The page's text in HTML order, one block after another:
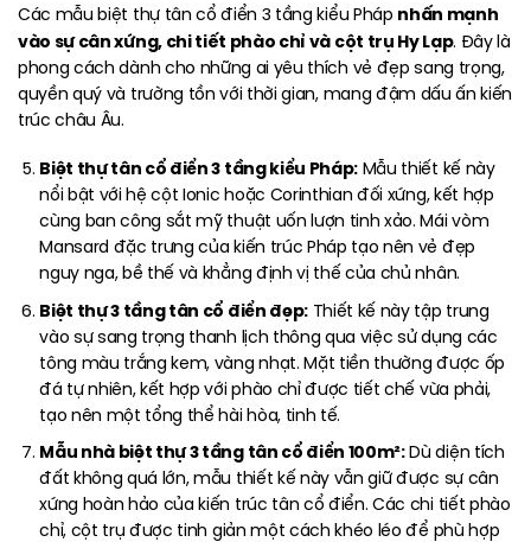
Các mẫu biệt thự tân cổ điển 3 tầng kiểu Pháp nhấn mạnh
vào sự cân xứng, chi tiết phào chỉ và cột trụ Hy Lạp. Đây là
phong cách dành cho những ai yêu thích vẻ đẹp sang trọng,
quyền quý và trường tồn với thời gian, mang đậm dấu ấn kiến
trúc châu Âu.
Biệt thự tân cổ điển 3 tầng kiểu Pháp:Mẫu thiết kế này
nổi bật với hệ cột Ionic hoặc Corinthian đối xứng, kết hợp
cùng ban công sắt mỹ thuật uốn lượn tinh xảo. Mái vòm
Mansard đặc trưng của kiến trúc Pháp tạo nên vẻ đẹp
nguy nga, bề thế và khẳng định vị thế của chủ nhân.
Biệt thự 3 tầng tân cổ điển đẹp:Thiết kế này tập trung
vào sự sang trọng thanh lịch thông qua việc sử dụng các
tông màu trắng kem, vàng nhạt. Mặt tiền thường được ốp
đá tự nhiên, kết hợp với phào chỉ được tiết chế vừa phải,
tạo nên một tổng thể hài hòa, tinh tế.
Mẫu nhà biệt thự 3 tầng tân cổ điển 100m²:Dù diện tích
đất không quá lớn, mẫu thiết kế này vẫn giữ được sự cân
xứng hoàn hảo của kiến trúc tân cổ điển. Các chi tiết phào
chỉ, cột trụ được tinh giản một cách khéo léo để phù hợp